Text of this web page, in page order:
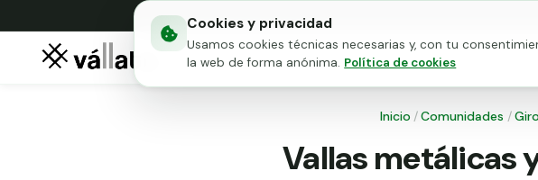
Cookies y privacidad
Usamos cookies técnicas necesarias y, con tu
la web de forma anónima. Política de cookies
Mallas metálicas
Puertas para vallado
Inicio /Comunidades /
Vallas metálicas